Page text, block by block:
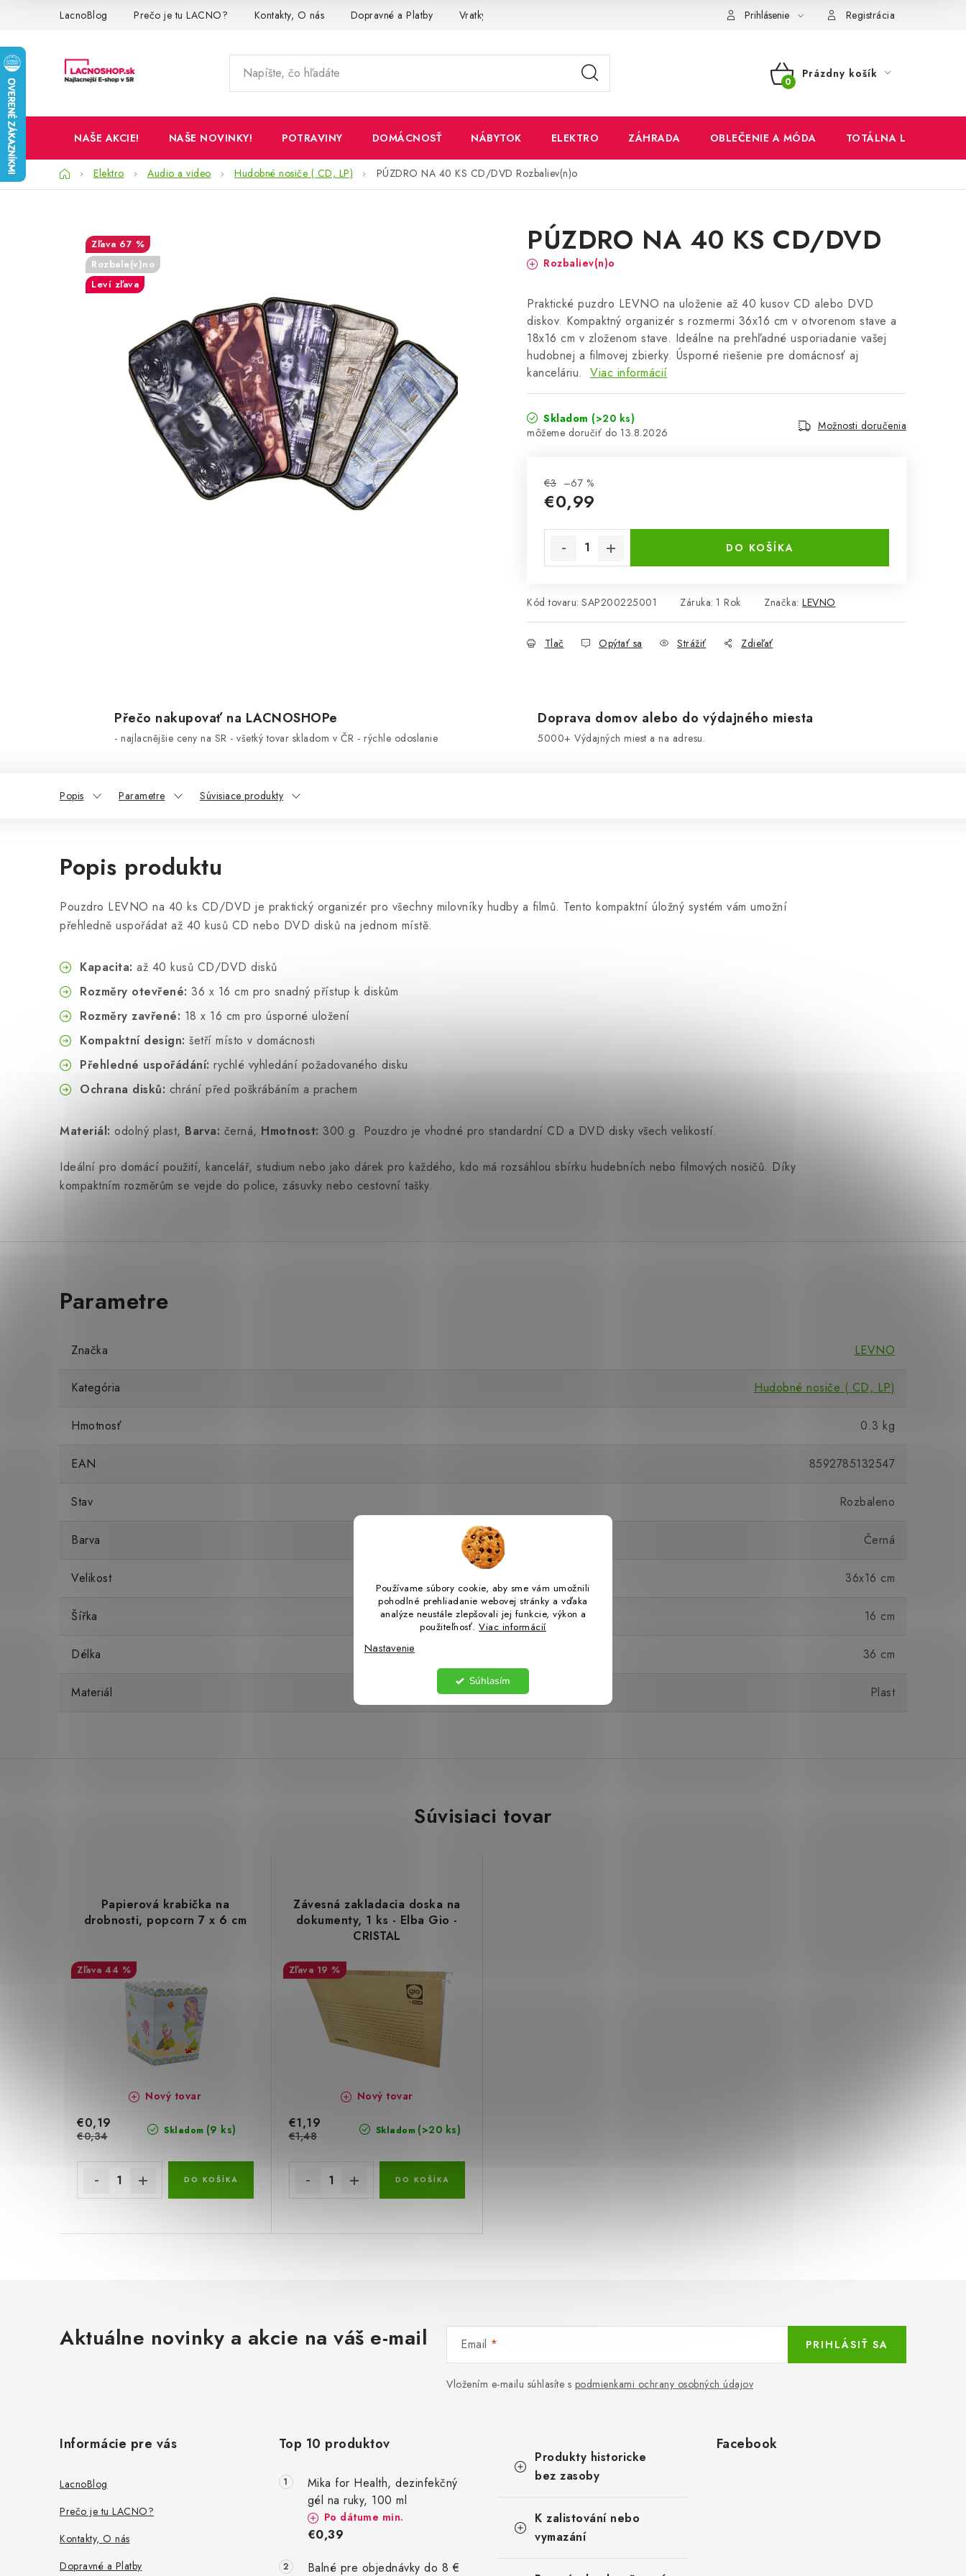
Používame súbory cookie, aby sme vám umožnili
pohodlné prehliadanie webovej stránky a vďaka
analýze neustále zlepšovali jej funkcie, výkon a
použiteľnosť.Viac informácií
Nastavenie
Súhlasím
LacnoBlog Prečo je tu LACNO? Kontakty, O nás Dopravné a Platby Vratky a Reklamácie Ochrana osobných údajov Reklamačný poriadok
Prihlásenie Registrácia
NÁKUPNÝ
Prázdny košík
NAŠE AKCIE! NAŠE NOVINKY! POTRAVINY DOMÁCNOSŤ NÁBYTOK ELEKTRO ZÁHRADA OBLEČENIE A MÓDA TOTÁLNA LIKVIDÁCIA
DomovElektro Audio a video Hudobné nosiče ( CD, LP) PÚZDRO NA 40 KS CD/DVD Rozbaliev(n)o
PÚZDRO NA 40 KS CD/DVD
Rozbaliev(n)o
Praktické puzdro LEVNO na uloženie až 40 kusov CD alebo DVD
diskov. Kompaktný organizér s rozmermi 36x16 cm v otvorenom stave a
18x16 cm v zloženom stave. Ideálne na prehľadné usporiadanie vašej
hudobnej a filmovej zbierky. Úsporné riešenie pre domácnosť aj
kanceláriu. Viac informácií
Skladom (>20 ks)
13.8.2026
Možnosti doručenia
€3 –67 %
€0,99
DO KOŠÍKA
Kód tovaru: SAP200225001 Záruka: 1 Rok Značka: LEVNO
Tlač Opýtať sa Strážiť Zdieľať
67 %
Rozbale(v)no
Leví zľava
Přečo nakupovať na LACNOSHOPe
- najlacnějšie ceny na SR - všetký tovar skladom v ČR - rýchle odoslanie
Doprava domov alebo do výdajného miesta
5000+ Výdajných miest a na adresu.
Popis Parametre Súvisiace produkty
Popis produktu
Pouzdro LEVNO na 40 ks CD/DVD je praktický organizér pro všechny milovníky hudby a filmů. Tento kompaktní úložný systém vám umožní
přehledně uspořádat až 40 kusů CD nebo DVD disků na jednom místě.
Kapacita: až 40 kusů CD/DVD disků
Rozměry otevřené: 36 x 16 cm pro snadný přístup k diskům
Rozměry zavřené: 18 x 16 cm pro úsporné uložení
Kompaktní design: šetří místo v domácnosti
Přehledné uspořádání: rychlé vyhledání požadovaného disku
Ochrana disků: chrání před poškrábáním a prachem
Materiál: odolný plast, Barva: černá, Hmotnost: 300 g. Pouzdro je vhodné pro standardní CD a DVD disky všech velikostí.
Ideální pro domácí použití, kancelář, studium nebo jako dárek pro každého, kdo má rozsáhlou sbírku hudebních nebo filmových nosičů. Díky
kompaktním rozměrům se vejde do police, zásuvky nebo cestovní tašky.
Značka LEVNO
Kategória Hudobné nosiče ( CD, LP)
Hmotnosť 0.3 kg
EAN 8592785132547
Stav Rozbaleno
Barva Černá
Velikost 36x16 cm
Šířka 16 cm
Délka 36 cm
Materiál Plast
Súvisiaci tovar
Papierová krabička na
drobnosti, popcorn 7 x 6 cm
44 %
Nový tovar
Skladom (9 ks)
€0,19
€0,34
DO KOŠÍKA
Závesná zakladacia doska na
dokumenty, 1 ks - Elba Gio -
CRISTAL
19 %
Nový tovar
Skladom (>20 ks)
€1,19
€1,48
DO KOŠÍKA
Aktuálne novinky a akcie na váš e-mail Email
Vložením e-mailu súhlasíte s podmienkami ochrany osobných údajov
PRIHLÁSIŤ SA
Informácie pre vás
LacnoBlog
Prečo je tu LACNO?
Kontakty, O nás
Dopravné a Platby
Top 10 produktov
Mika for Health, dezinfekčný
gél na ruky, 100 ml
Po dátume min.
€0,39
Balné pre objednávky do 8 €
kategórieProdukty historicke
bez zasoby
K zalistování nebo
vymazání
Facebook